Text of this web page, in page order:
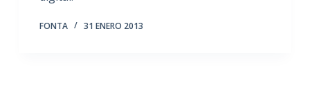
FONTA 31 ENERO 2013